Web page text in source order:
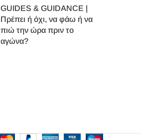
GUIDES & GUIDANCE |
Πρέπει ή όχι, να φάω ή να
πιώ την ώρα πριν το
αγώνα?